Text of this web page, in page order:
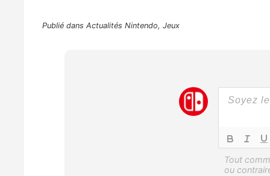
Publié dans Actualités Nintendo, Jeux